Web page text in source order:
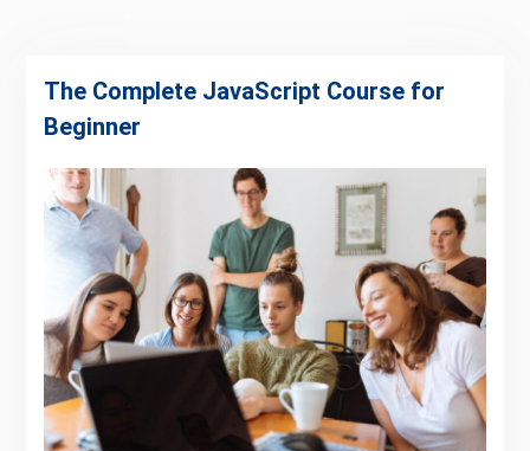
The Complete JavaScript Course for
Beginner